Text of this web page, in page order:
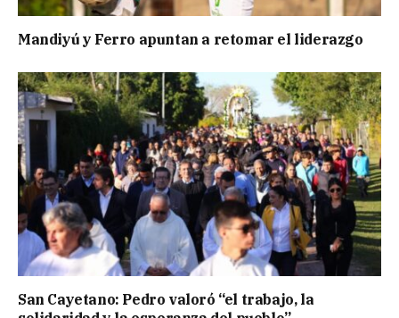
Mandiyú y Ferro apuntan a retomar el liderazgo
San Cayetano: Pedro valoró “el trabajo, la